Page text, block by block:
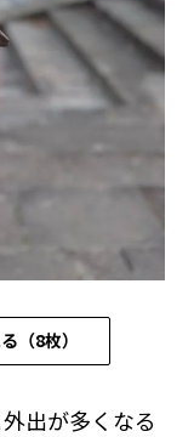
（8枚）
出が多くなる